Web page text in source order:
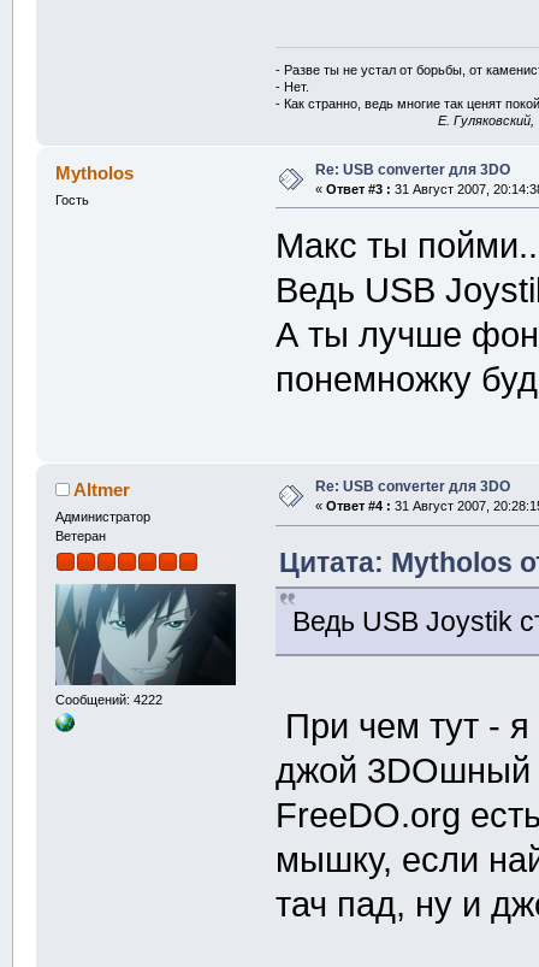
- Разве ты не устал от борьбы, от
- Нет.
- Как странно, ведь многие так ценят
E.
Mytholos
Гость
Re: USB converter для 3DO
« Ответ #3 : 31 Август 2007,
Макс ты
Ведь USB
А ты лучше
понемножку
Altmer
Администратор
Ветеран
Сообщений: 4222
Re: USB converter для 3DO
« Ответ #4 : 31 Август 2007,
Цитата: Mytholos
Ведь USB Joystik
При чем тут -
джой 3DOшный
FreeDO.org
мышку, если
тач пад, ну и